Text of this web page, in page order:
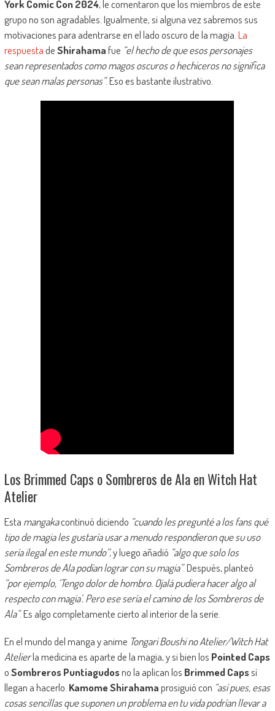
York Comic Con 2024, le comentaron que los miembros de este
grupo no son agradables. Igualmente, si alguna vez sabremos sus
motivaciones para adentrarse en el lado oscuro de la magia. La
respuestadeShirahamafue “el hecho de que esos personajes
sean representados como magos oscuros o hechiceros no significa
que sean malas personas”. Eso es bastante ilustrativo.
Los Brimmed Caps o Sombreros de Ala en Witch Hat
Atelier
Esta mangakacontinuó diciendo “cuando les pregunté a los fans qué
tipo de magia les gustaría usar a menudo respondieron que su uso
sería ilegal en este mundo”, y luego añadió “algo que solo los
Sombreros de Ala podían lograr con su magia”. Después, planteó
“por ejemplo, ‘Tengo dolor de hombro. Ojalá pudiera hacer algo al
respecto con magia’. Pero ese sería el camino de los Sombreros de
Ala”. Es algo completamente cierto al interior de la serie.
En el mundo del manga y anime Tongari Boushi no Atelier/Witch Hat
Atelierla medicina es aparte de la magia, y si bien los Pointed Caps
oSombreros Puntiagudosno la aplican los Brimmed Capssí
llegan a hacerlo. Kamome Shirahamaprosiguió con “así pues, esas
cosas sencillas que suponen un problema en tu vida podrían llevar a